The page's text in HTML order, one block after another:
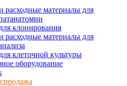
расходные материалы для
клонирования
расходные материалы для
клеточной культуры
оборудование